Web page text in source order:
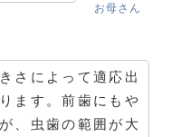
お母さん
さによって適応出
ます。前歯にもや
、虫歯の範囲が大